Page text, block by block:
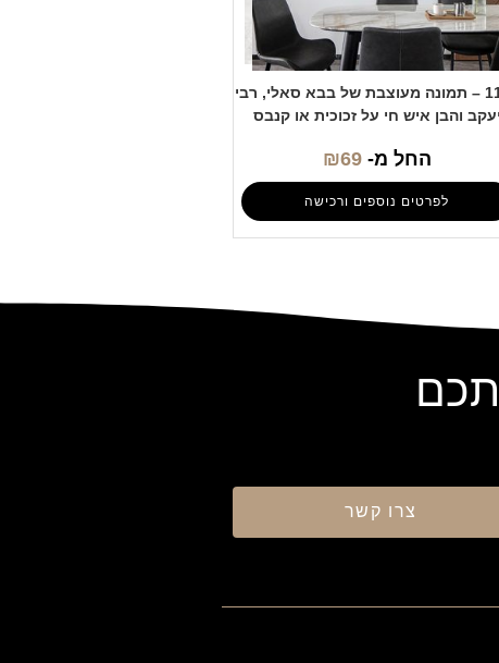
1123 – תמונה מעוצבת של בבא סאלי, רבי
יעקב והבן איש חי על זכוכית או קנבס
החל מ- ₪69
לפרטים נוספים ורכישה
צרו קשר